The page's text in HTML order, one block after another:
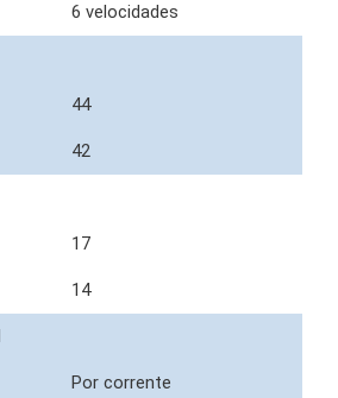
6 velocidades
44
42
17
14
Por corrente